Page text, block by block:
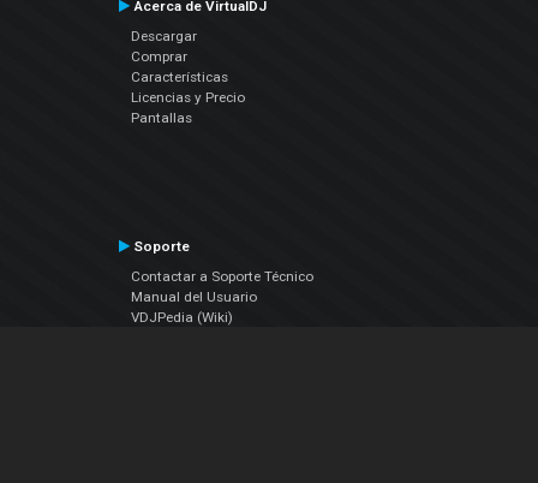
Acerca de VirtualDJ
Descargar
Comprar
Características
Licencias y Precio
Pantallas
Soporte
Contactar a Soporte Técnico
Manual del Usuario
VDJPedia (Wiki)